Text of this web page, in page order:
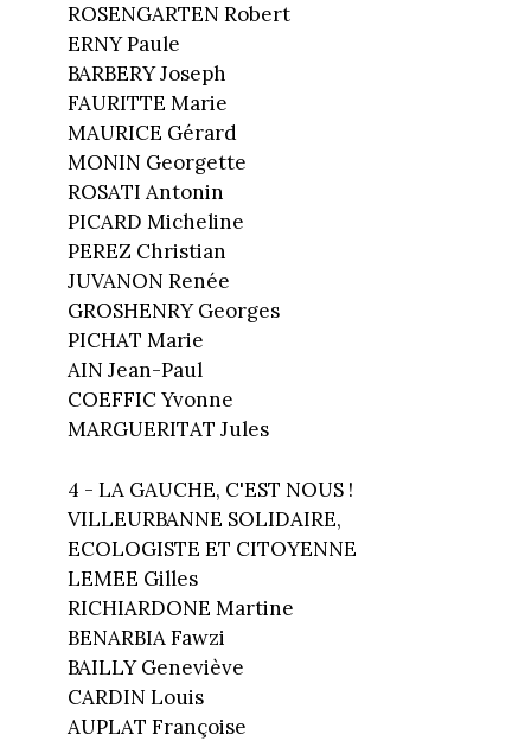
ROSENGARTEN Robert
ERNY Paule
BARBERY Joseph
FAURITTE Marie
MAURICE Gérard
MONIN Georgette
ROSATI Antonin
PICARD Micheline
PEREZ Christian
JUVANON Renée
GROSHENRY Georges
PICHAT Marie
AIN Jean-Paul
COEFFIC Yvonne
MARGUERITAT Jules
4 - LA GAUCHE, C'EST NOUS !
VILLEURBANNE SOLIDAIRE,
ECOLOGISTE ET CITOYENNE
LEMEE Gilles
RICHIARDONE Martine
BENARBIA Fawzi
BAILLY Geneviève
CARDIN Louis
AUPLAT Françoise